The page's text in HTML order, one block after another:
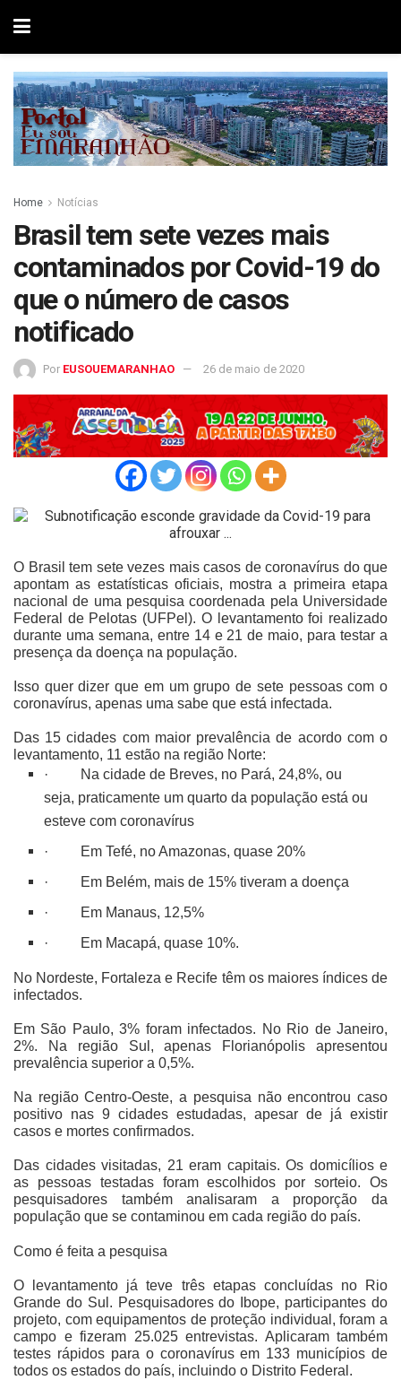
Home Notícias
Brasil tem sete vezes mais
contaminados por Covid-19 do
que o número de casos
notificado
Por EUSOUEMARANHAO 26 de maio de 2020
O Brasil tem sete vezes mais casos de coronavírus do que
apontam as estatísticas oficiais, mostra a primeira etapa
nacional de uma pesquisa coordenada pela Universidade
Federal de Pelotas (UFPel). O levantamento foi realizado
durante uma semana, entre 14 e 21 de maio, para testar a
presença da doença na população.
Isso quer dizer que em um grupo de sete pessoas com o
coronavírus, apenas uma sabe que está infectada.
Das 15 cidades com maior prevalência de acordo com o
levantamento, 11 estão na região Norte:
·
Na cidade de Breves, no Pará, 24,8%, ou
seja, praticamente um quarto da população está ou
esteve com coronavírus
·
Em Tefé, no Amazonas, quase 20%
·
Em Belém, mais de 15% tiveram a doença
·
Em Manaus, 12,5%
·
Em Macapá, quase 10%.
No Nordeste, Fortaleza e Recife têm os maiores índices de
infectados.
Em São Paulo, 3% foram infectados. No Rio de Janeiro,
2%. Na região Sul, apenas Florianópolis apresentou
prevalência superior a 0,5%.
Na região Centro-Oeste, a pesquisa não encontrou caso
positivo nas 9 cidades estudadas, apesar de já existir
casos e mortes confirmados.
Das cidades visitadas, 21 eram capitais. Os domicílios e
as pessoas testadas foram escolhidos por sorteio. Os
pesquisadores também analisaram a proporção da
população que se contaminou em cada região do país.
Como é feita a pesquisa
O levantamento já teve três etapas concluídas no Rio
Grande do Sul. Pesquisadores do Ibope, participantes do
projeto, com equipamentos de proteção individual, foram a
campo e fizeram 25.025 entrevistas. Aplicaram também
testes rápidos para o coronavírus em 133 municípios de
todos os estados do país, incluindo o Distrito Federal.